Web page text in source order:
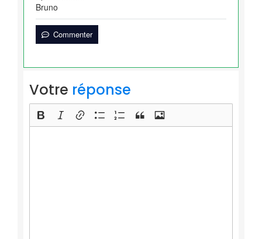
Bruno
Commenter
Votre réponse